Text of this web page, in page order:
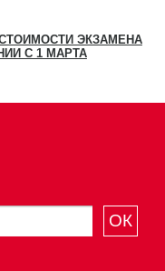
ЭКЗАМЕНА
С 1 МАРТА
ОК